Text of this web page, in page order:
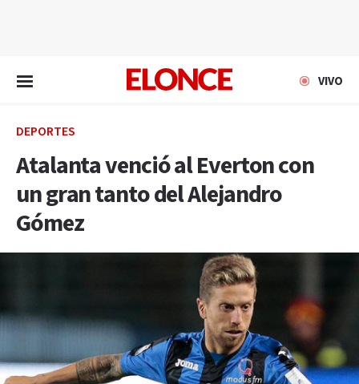
VIVO
DEPORTES
Atalanta venció al Everton con
un gran tanto del Alejandro
Gómez